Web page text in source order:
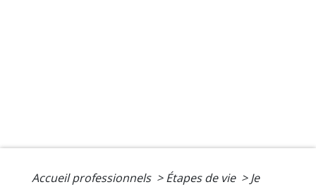
Accueil professionnels > Étapes de vie > Je